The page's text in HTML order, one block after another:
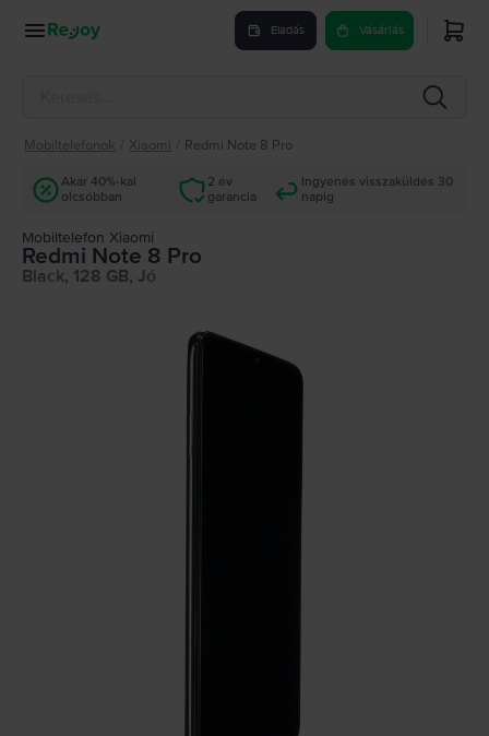
Eladás Vásárlás
Mobiltelefonok Xiaomi Redmi Note 8 Pro
Akár 40%-kal
olcsóbban
2 év
garancia
Ingyenes visszaküldés 30
napig
Mobiltelefon Xiaomi
Redmi Note 8 Pro
Black, 128 GB, Jó